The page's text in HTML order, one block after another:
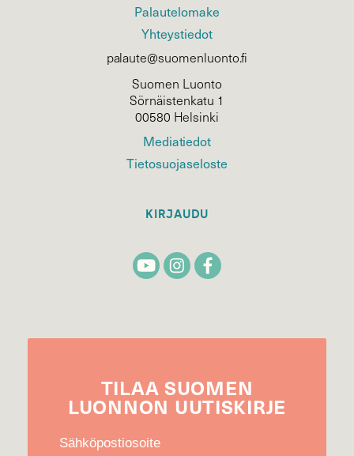
Palautelomake
Yhteystiedot
palaute@suomenluonto.fi
Suomen Luonto
Sörnäistenkatu 1
00580 Helsinki
Mediatiedot
Tietosuojaseloste
KIRJAUDU
TILAA SUOMEN
LUONNON UUTIS­KIRJE
Sähköpostiosoite